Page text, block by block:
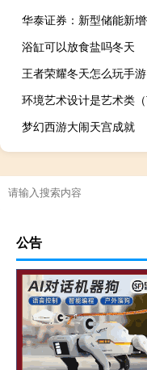
浴缸可以放食盐吗冬天
王者荣耀冬天怎么玩手游
梦幻西游大闹天宫成就
公告